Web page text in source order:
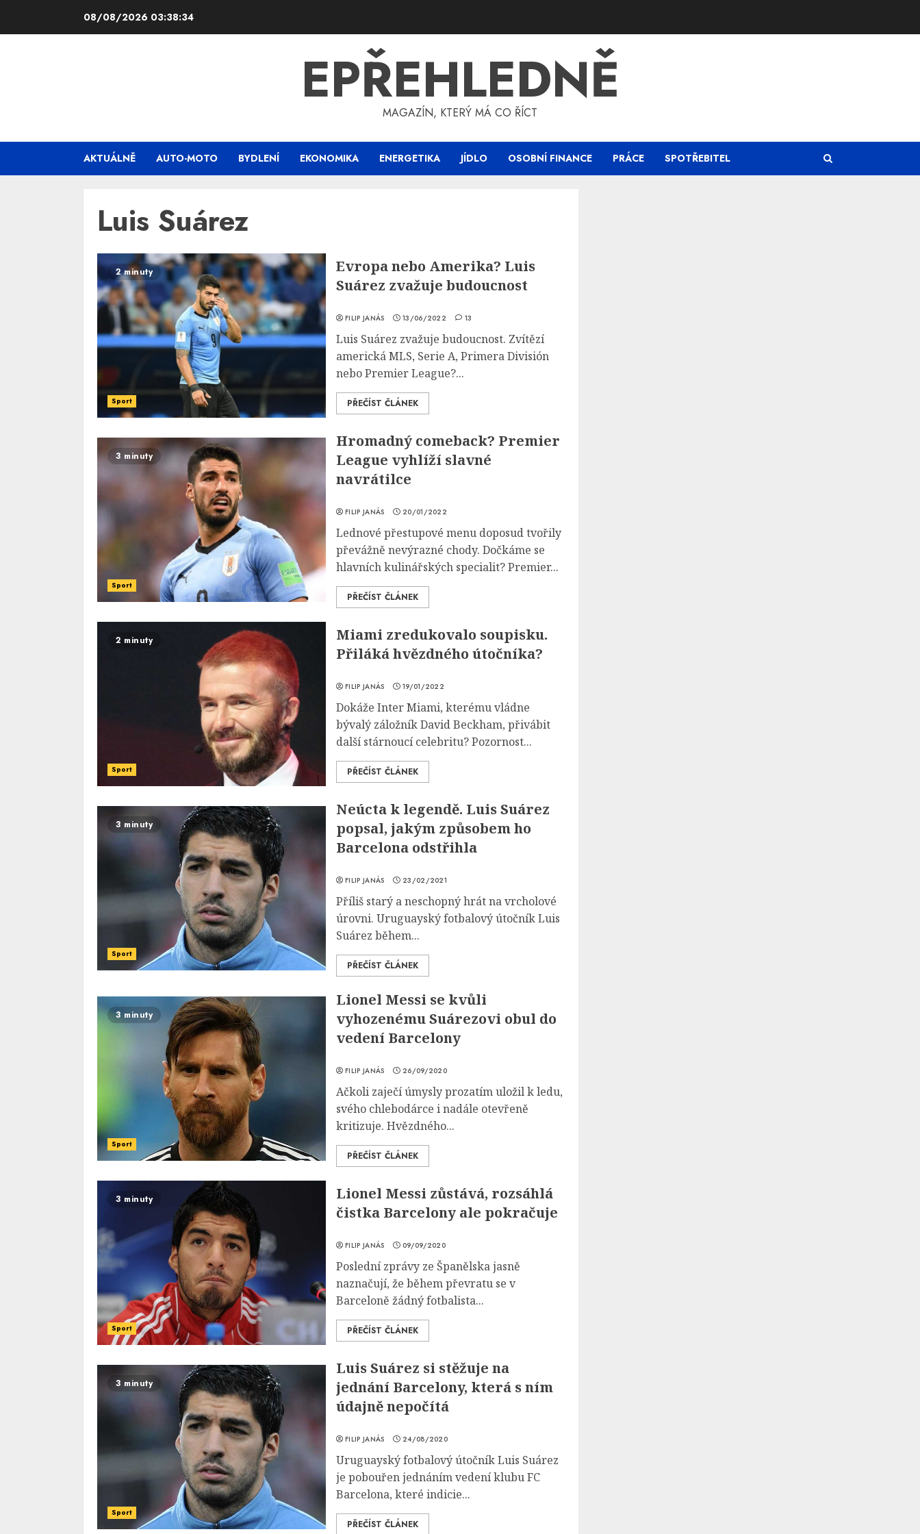
08/08/2026 03:38:34
EPŘEHLEDNĚ
MAGAZÍN, KTERÝ MÁ CO ŘÍCT
AKTUÁLNĚ AUTO-MOTO BYDLENÍ EKONOMIKA ENERGETIKA JÍDLO OSOBNÍ FINANCE PRÁCE SPOTŘEBITEL
Luis Suárez
2 minuty
Sport
Evropa nebo Amerika? Luis
Suárez zvažuje budoucnost
FILIP JANÁS 13/06/2022 13
Luis Suárez zvažuje budoucnost. Zvítězí
americká MLS, Serie A, Primera División
nebo Premier League?...
PŘEČÍST ČLÁNEK
3 minuty
Sport
Hromadný comeback? Premier
League vyhlíží slavné
navrátilce
FILIP JANÁS 20/01/2022
Lednové přestupové menu doposud tvořily
převážně nevýrazné chody. Dočkáme se
hlavních kulinářských specialit? Premier...
PŘEČÍST ČLÁNEK
2 minuty
Sport
Miami zredukovalo soupisku.
Přiláká hvězdného útočníka?
FILIP JANÁS 19/01/2022
Dokáže Inter Miami, kterému vládne
bývalý záložník David Beckham, přivábit
další stárnoucí celebritu? Pozornost...
PŘEČÍST ČLÁNEK
3 minuty
Sport
Neúcta k legendě. Luis Suárez
popsal, jakým způsobem ho
Barcelona odstřihla
FILIP JANÁS 23/02/2021
Příliš starý a neschopný hrát na vrcholové
úrovni. Uruguayský fotbalový útočník Luis
Suárez během...
PŘEČÍST ČLÁNEK
3 minuty
Sport
Lionel Messi se kvůli
vyhozenému Suárezovi obul do
vedení Barcelony
FILIP JANÁS 26/09/2020
Ačkoli zaječí úmysly prozatím uložil k ledu,
svého chlebodárce i nadále otevřeně
kritizuje. Hvězdného...
PŘEČÍST ČLÁNEK
3 minuty
Sport
Lionel Messi zůstává, rozsáhlá
čistka Barcelony ale pokračuje
FILIP JANÁS 09/09/2020
Poslední zprávy ze Španělska jasně
naznačují, že během převratu se v
Barceloně žádný fotbalista...
PŘEČÍST ČLÁNEK
3 minuty
Sport
Luis Suárez si stěžuje na
jednání Barcelony, která s ním
údajně nepočítá
FILIP JANÁS 24/08/2020
Uruguayský fotbalový útočník Luis Suárez
je pobouřen jednáním vedení klubu FC
Barcelona, které indicie...
PŘEČÍST ČLÁNEK